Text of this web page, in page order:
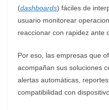
(dashboards) fáciles de
usuario monitorear
reaccionar con rapidez ante
Por eso, las empresas que
acompañan sus soluciones
alertas automáticas,
compatibilidad con